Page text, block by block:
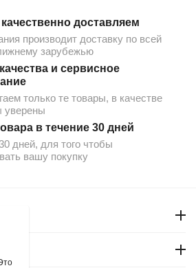
доставляем
производит доставку по всей
зарубежью
и сервисное
только те товары, в качестве
уверены
в течение 30 дней
дней, для того чтобы
вашу покупку